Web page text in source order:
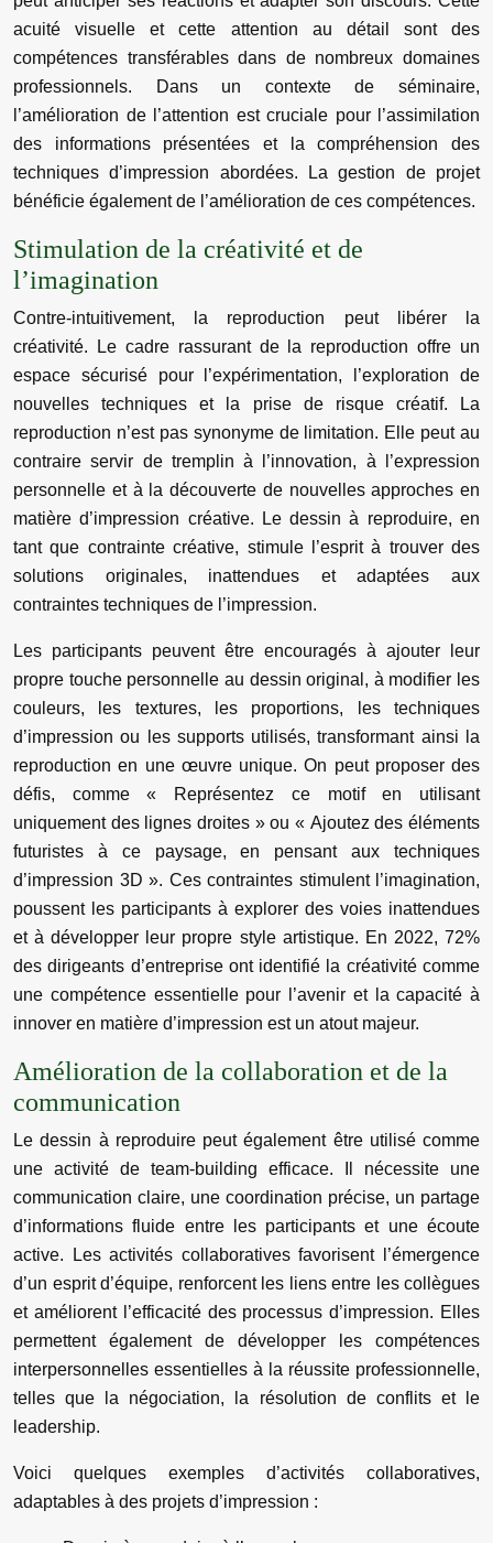
acuité visuelle et cette attention au détail sont des
compétences transférables dans de nombreux domaines
professionnels. Dans un contexte de séminaire,
l’amélioration de l’attention est cruciale pour l’assimilation
des informations présentées et la compréhension des
techniques d’impression abordées. La gestion de projet
bénéficie également de l’amélioration de ces compétences.
Stimulation de la créativité et de
l’imagination
Contre-intuitivement, la reproduction peut libérer la
créativité. Le cadre rassurant de la reproduction offre un
espace sécurisé pour l’expérimentation, l’exploration de
nouvelles techniques et la prise de risque créatif. La
reproduction n’est pas synonyme de limitation. Elle peut au
contraire servir de tremplin à l’innovation, à l’expression
personnelle et à la découverte de nouvelles approches en
matière d’impression créative. Le dessin à reproduire, en
tant que contrainte créative, stimule l’esprit à trouver des
solutions originales, inattendues et adaptées aux
contraintes techniques de l’impression.
Les participants peuvent être encouragés à ajouter leur
propre touche personnelle au dessin original, à modifier les
couleurs, les textures, les proportions, les techniques
d’impression ou les supports utilisés, transformant ainsi la
reproduction en une œuvre unique. On peut proposer des
défis, comme « Représentez ce motif en utilisant
uniquement des lignes droites » ou « Ajoutez des éléments
futuristes à ce paysage, en pensant aux techniques
d’impression 3D ». Ces contraintes stimulent l’imagination,
poussent les participants à explorer des voies inattendues
et à développer leur propre style artistique. En 2022, 72%
des dirigeants d’entreprise ont identifié la créativité comme
une compétence essentielle pour l’avenir et la capacité à
innover en matière d’impression est un atout majeur.
Amélioration de la collaboration et de la
communication
Le dessin à reproduire peut également être utilisé comme
une activité de team-building efficace. Il nécessite une
communication claire, une coordination précise, un partage
d’informations fluide entre les participants et une écoute
active. Les activités collaboratives favorisent l’émergence
d’un esprit d’équipe, renforcent les liens entre les collègues
et améliorent l’efficacité des processus d’impression. Elles
permettent également de développer les compétences
interpersonnelles essentielles à la réussite professionnelle,
telles que la négociation, la résolution de conflits et le
leadership.
Voici quelques exemples d’activités collaboratives,
adaptables à des projets d’impression :